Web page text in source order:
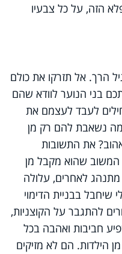
הזה, על כל צבעיו
הרך. אל תזרקו את כולם
בני הנוער לוודא שהם
לעבד לעצמם את
נשאבת להם רק מן
את התשובות
שהוא מקבל מן
לאחרים, עלולה
שיחבל בבניית הדימוי
להתגבר על הקוצניות,
חביבות ואהבה בכל
הילדות. הם לא מזיקים